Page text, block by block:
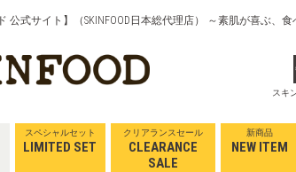
公式サイト】（SKINFOOD日本総代理店） ～素肌が喜ぶ、
スキ
スペシャルセット
LIMITED SET
クリアランスセール
CLEARANCE
SALE
新商品
NEW ITEM